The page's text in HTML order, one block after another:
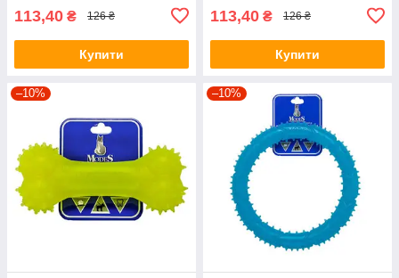
113,40 ₴ 126 ₴
Купити
113,40 ₴ 126 ₴
Купити
–10% –10%